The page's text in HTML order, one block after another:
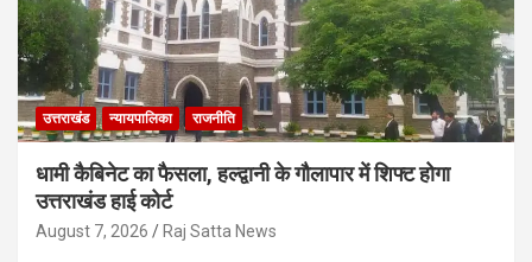
उत्तराखंड न्यायपालिका राजनीति
धामी कैबिनेट का फैसला, हल्द्वानी के गौलापार में शिफ्ट होगा
उत्तराखंड हाई कोर्ट
August 7, 2026 Raj Satta News